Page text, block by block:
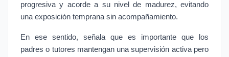
progresiva y acorde a su nivel de madurez, evitando
una exposición temprana sin acompañamiento.
En ese sentido, señala que es importante que los
padres o tutores mantengan una supervisión activa pero